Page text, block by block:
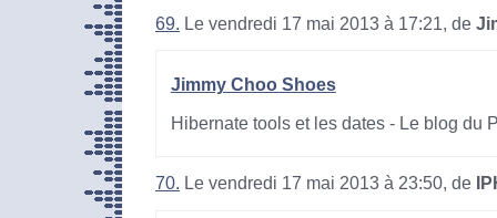
69. Le vendredi 17 mai 2013 à 17:21, de
Jimmy Choo Shoes
Hibernate tools et les dates - Le blog du
70. Le vendredi 17 mai 2013 à 23:50, de